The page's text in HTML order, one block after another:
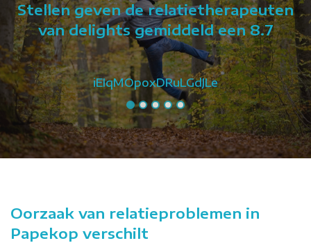
Stellen geven de relatietherapeuten
van delights gemiddeld een 8.7
iEIqMOpoxDRuLGdJLe
Oorzaak van relatieproblemen in
Papekop verschilt